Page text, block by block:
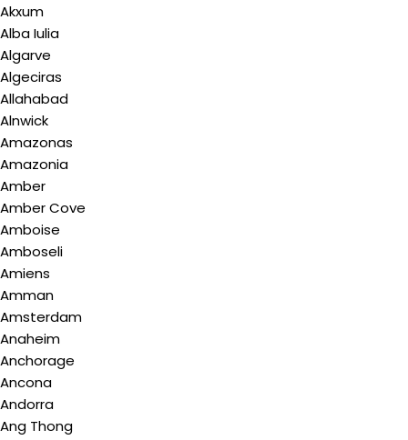
Akxum
Alba Iulia
Algarve
Algeciras
Allahabad
Alnwick
Amazonas
Amazonia
Amber
Amber Cove
Amboise
Amboseli
Amiens
Amman
Amsterdam
Anaheim
Anchorage
Ancona
Andorra
Ang Thong